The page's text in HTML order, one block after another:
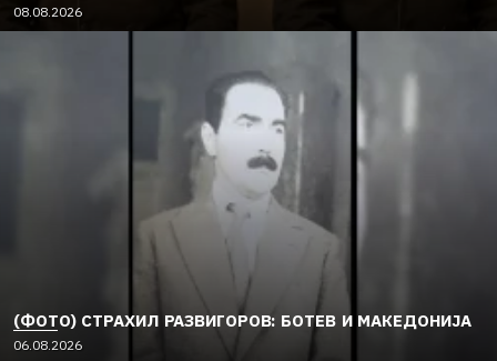
08.08.2026
(ФОТО) СТРАХИЛ РАЗВИГОРОВ: БОТЕВ И МАКЕДОНИЈА
06.08.2026